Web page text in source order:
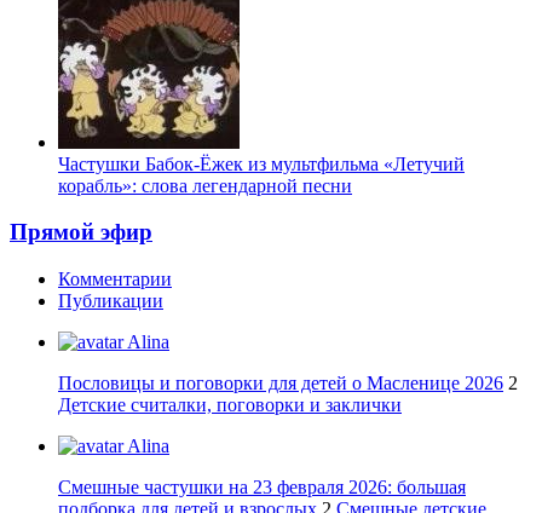
Частушки Бабок-Ёжек из мультфильма «Летучий
корабль»: слова легендарной песни
Прямой эфир
Комментарии
Публикации
Alina
Пословицы и поговорки для детей о Масленице 2026 2
Детские считалки, поговорки и заклички
Alina
Смешные частушки на 23 февраля 2026: большая